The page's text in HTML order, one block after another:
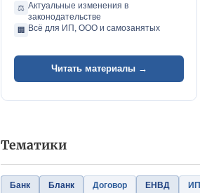
⚖️ Актуальные изменения в
законодательстве
🏢 Всё для ИП, ООО и самозанятых
Читать материалы →
Тематики
Банк Бланк Договор ЕНВД
ИП